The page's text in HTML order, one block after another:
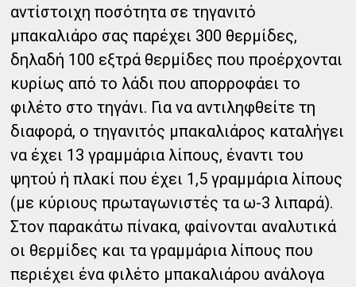
αντίστοιχη ποσότητα σε τηγανιτό
μπακαλιάρο σας παρέχει 300 θερμίδες,
δηλαδή 100 εξτρά θερμίδες που προέρχονται
κυρίως από το λάδι που απορροφάει το
φιλέτο στο τηγάνι. Για να αντιληφθείτε τη
διαφορά, ο τηγανιτός μπακαλιάρος καταλήγει
να έχει 13 γραμμάρια λίπους, έναντι του
ψητού ή πλακί που έχει 1,5 γραμμάρια λίπους
(με κύριους πρωταγωνιστές τα ω-3 λιπαρά).
Στον παρακάτω πίνακα, φαίνονται αναλυτικά
οι θερμίδες και τα γραμμάρια λίπους που
περιέχει ένα φιλέτο μπακαλιάρου ανάλογα